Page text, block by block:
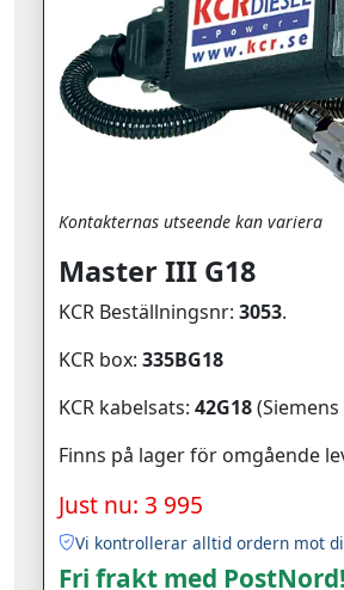
Kontakternas utseende kan variera
Master III G18
KCR Beställningsnr: 3053.
KCR box: 335BG18
KCR kabelsats: 42G18(Siemens
Finns på lager för omgående
Just nu: 3 995
Vi kontrollerar alltid ordern mot
Fri frakt med PostNord!